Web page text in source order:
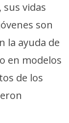
vidas
son
la ayuda de
en modelos
de los